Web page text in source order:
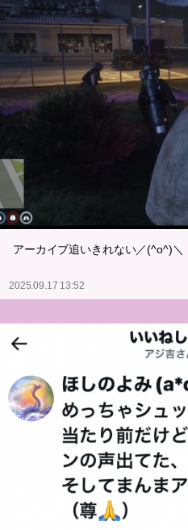
アーカイブ追いきれない／(^o^)＼
2025.09.17 13:52